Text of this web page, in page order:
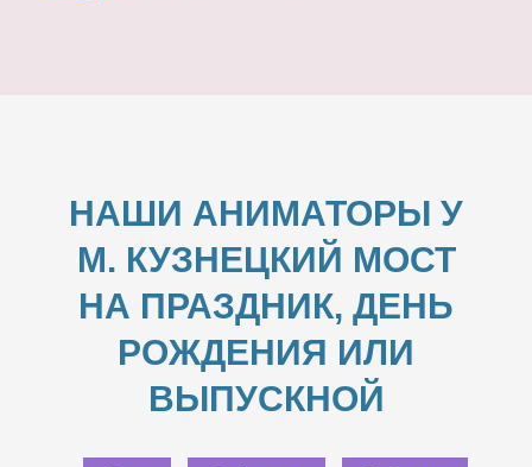
НАШИ АНИМАТОРЫ У
М. КУЗНЕЦКИЙ МОСТ
НА ПРАЗДНИК, ДЕНЬ
РОЖДЕНИЯ ИЛИ
ВЫПУСКНОЙ